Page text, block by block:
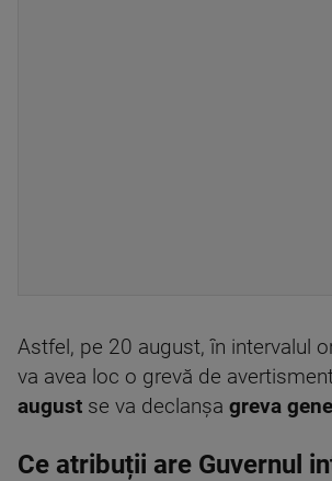
Astfel, pe 20 august, în intervalul
va avea loc o grevă de
august se va declanșa greva
Ce atribuții are Guvernul